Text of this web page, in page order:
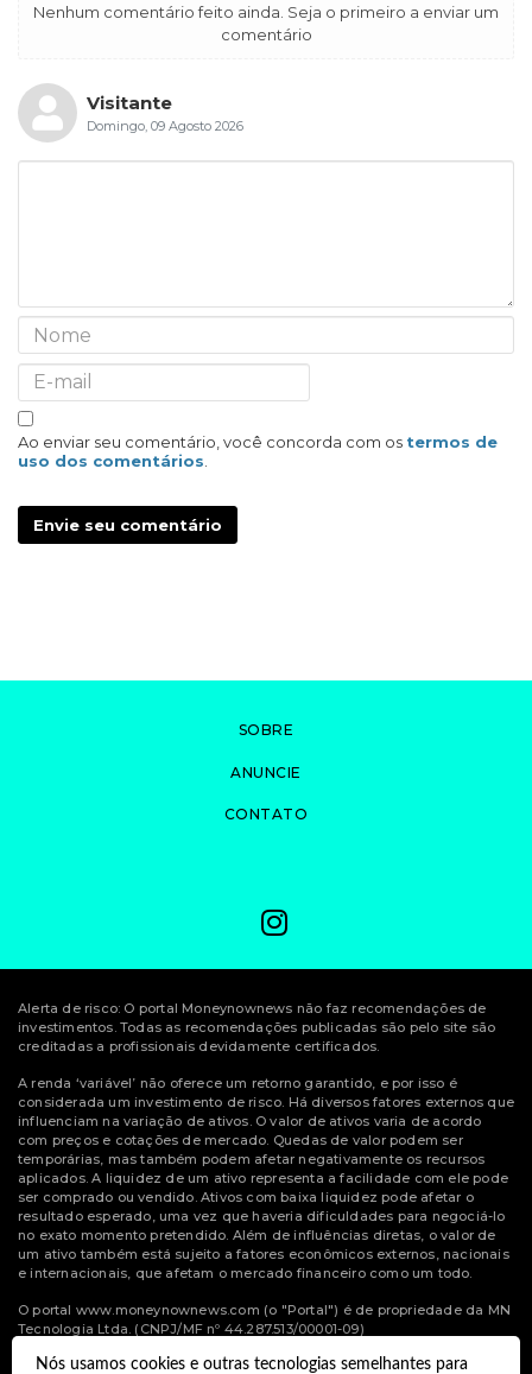
Nós usamos cookies e outras tecnologias semelhantes para
Nenhum comentário feito ainda. Seja o primeiro a enviar um
comentário
Visitante
Domingo, 09 Agosto 2026
Ao enviar seu comentário, você concorda com os termos de
uso dos comentários.
Envie seu comentário
SOBRE
ANUNCIE
CONTATO
Alerta de risco: O portal Moneynownews não faz recomendações de
investimentos. Todas as recomendações publicadas são pelo site são
creditadas a profissionais devidamente certificados.
A renda ‘variável’ não oferece um retorno garantido, e por isso é
considerada um investimento de risco. Há diversos fatores externos que
influenciam na variação de ativos. O valor de ativos varia de acordo
com preços e cotações de mercado. Quedas de valor podem ser
temporárias, mas também podem afetar negativamente os recursos
aplicados. A liquidez de um ativo representa a facilidade com ele pode
ser comprado ou vendido. Ativos com baixa liquidez pode afetar o
resultado esperado, uma vez que haveria dificuldades para negociá-lo
no exato momento pretendido. Além de influências diretas, o valor de
um ativo também está sujeito a fatores econômicos externos, nacionais
e internacionais, que afetam o mercado financeiro como um todo.
O portal www.moneynownews.com (o "Portal") é de propriedade da MN
Tecnologia Ltda. (CNPJ/MF nº 44.287.513/00001-09)